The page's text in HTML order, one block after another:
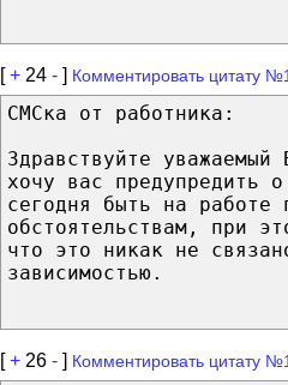
[+ 24 - ] Комментировать цитату
СМСка от работника:
Здравствуйте уважаемый
хочу вас предупредить
сегодня быть на работе
обстоятельствам, при
что это никак не
зависимостью.
[+ 26 - ] Комментировать цитату